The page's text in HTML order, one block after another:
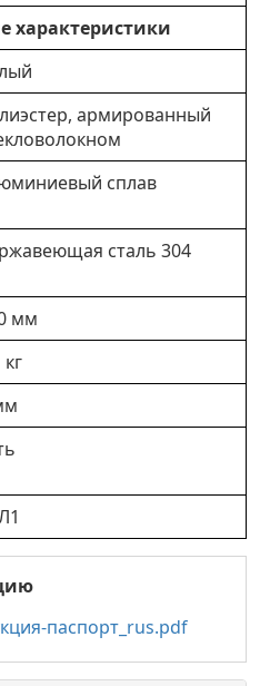
характеристики
армированный
сплав
сталь 304
мм
паспорт_rus.pdf